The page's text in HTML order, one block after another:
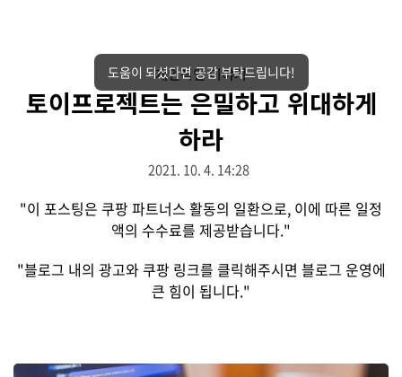
개인적인 이야기
토이프로젝트는 은밀하고 위대하게
하라
2021. 10. 4. 14:28
"이 포스팅은 쿠팡 파트너스 활동의 일환으로, 이에 따른 일정
액의 수수료를 제공받습니다."
"블로그 내의 광고와 쿠팡 링크를 클릭해주시면 블로그 운영에
큰 힘이 됩니다."
도움이 되셨다면 공감 부탁드립니다!